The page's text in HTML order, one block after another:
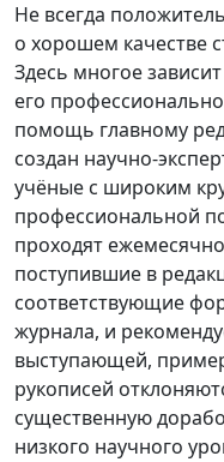
Не всегда
о хорошем качестве
Здесь многое
его
помощь главному
создан научно-
учёные с широким
профессиональной
проходят
поступившие в
соответствующие
журнала, и
выступающей,
рукописей
существенную
низкого научного